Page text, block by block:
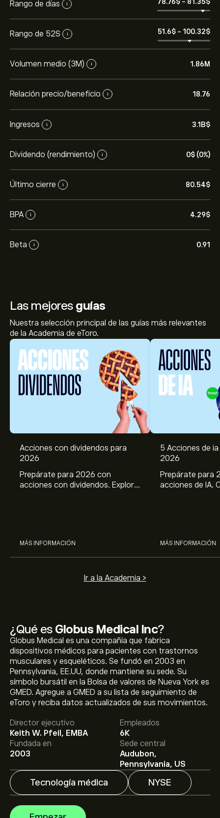
Rango de días i
Rango de 52S i 51.6‎$‎ - 100.32‎$‎
Volumen medio (3M) i 1.86M
Relación precio/beneficio i 18.76
Ingresos i 3.1B‎$‎
Dividendo (rendimiento) i 0‎$‎ (0%)
Último cierre i 80.54‎$‎
BPA i 4.29‎$‎
Beta i 0.91
¿Qué es Globus Medical Inc?
Globus Medical es una compañía que fabrica
dispositivos médicos para pacientes con trastornos
musculares y esqueléticos. Se fundó en 2003 en
Pennsylvania, EE.UU, donde mantiene su sede. Su
símbolo bursátil en la Bolsa de valores de Nueva York es
GMED. Agregue a GMED a su lista de seguimiento de
eToro y reciba datos actualizados de sus movimientos.
Director ejecutivo
Keith W. Pfeil, EMBA
Empleados
6K
Fundada en
2003
Sede central
Audubon,
Pennsylvania, US
Tecnología médica NYSE
Las mejores guías
Nuestra selección principal de las guías más relevantes
de la Academia de eToro.
Acciones con dividendos para
2026
Prepárate para 2026 con
acciones con dividendos. Explora
MÁS INFORMACIÓN
5 Acciones de
2026
Prepárate para
acciones de IA.
MÁS INFORMACIÓN
Ir a la Academia >
El precio actual de las acciones de GMED es de 80.98‎$‎.
El precio medio objetivo para las acciones de Globus
Medical Inc es de 80.98‎$‎.
Regístrateen eToro para
conocer los precios objetivo y las previsiones de los
analistas.
Las previsiones de los analistas para las acciones de
Globus Medical Inc se basan en las tendencias del
mercado, los estados financieros y el crecimiento